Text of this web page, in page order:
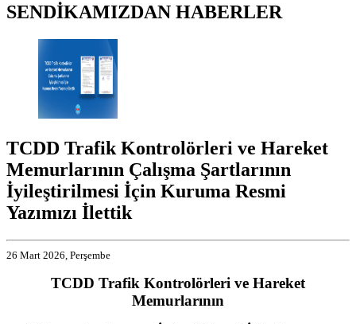
SENDİKAMIZDAN HABERLER
TCDD Trafik Kontrolörleri ve Hareket
Memurlarının Çalışma Şartlarının
İyileştirilmesi İçin Kuruma Resmi
Yazımızı İlettik
26 Mart 2026, Perşembe
TCDD Trafik Kontrolörleri ve Hareket
Memurlarının